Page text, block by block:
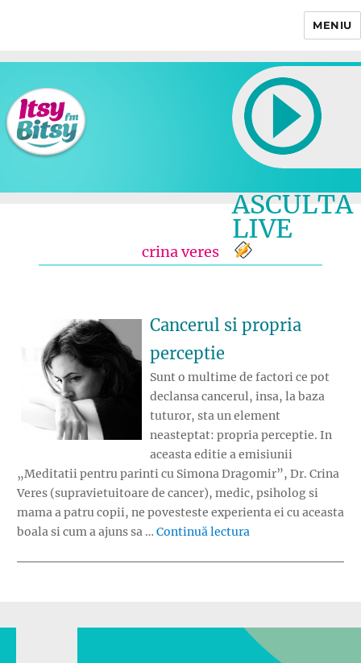
MENIU
ASCULTA
LIVE
crina veres
Cancerul si propria
perceptie
Sunt o multime de factori ce pot
declansa cancerul, insa, la baza
tuturor, sta un element
neasteptat: propria perceptie. In
aceasta editie a emisiunii
„Meditatii pentru parinti cu Simona Dragomir”, Dr. Crina
Veres (supravietuitoare de cancer), medic, psiholog si
mama a patru copii, ne povesteste experienta ei cu aceasta
boala si cum a ajuns sa … Continuă lectura